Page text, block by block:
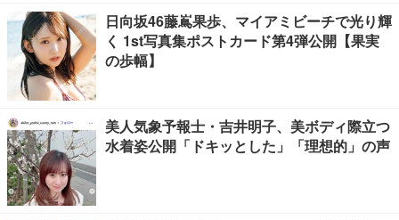
日向坂46藤嶌果歩、マイアミビーチで光り輝
く 1st写真集ポストカード第4弾公開【果実
の歩幅】
美人気象予報士・吉井明子、美ボディ際立つ
水着姿公開「ドキッとした」「理想的」の声